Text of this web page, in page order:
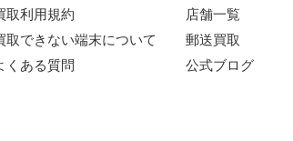
取利用規約
取できない端末について
くある質問
店舗一覧
郵送買取
公式ブログ